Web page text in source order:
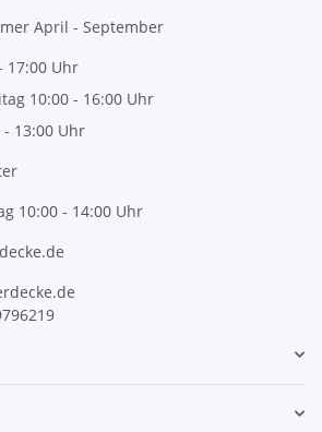
April - September
17:00 Uhr
10:00 - 16:00 Uhr
- 13:00 Uhr
10:00 - 14:00 Uhr